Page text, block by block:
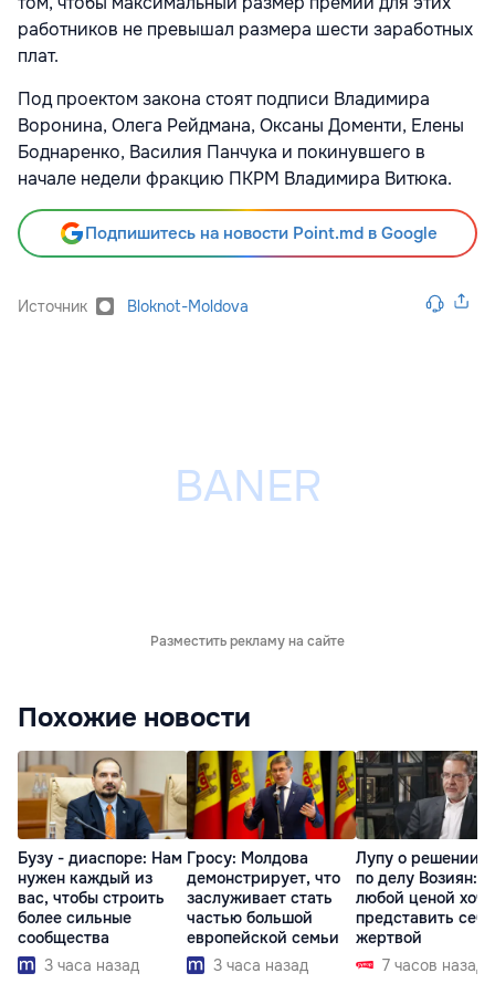
работников не превышал размера шести заработных
плат.
Под проектом закона стоят подписи Владимира
Воронина, Олега Рейдмана, Оксаны Доменти, Елены
Боднаренко, Василия Панчука и покинувшего в
начале недели фракцию ПКРМ Владимира Витюка.
Подпишитесь на новости Point.md в Google
Источник Bloknot-Moldova
Разместить рекламу на сайте
Похожие новости
Бузу - диаспоре: Нам
нужен каждый из
вас, чтобы строить
более сильные
сообщества
3 часа назад
Гросу: Молдова
демонстрирует, что
заслуживает стать
частью большой
европейской семьи
3 часа назад
Лупу о решении
по делу Возиян:
любой ценой
представить себя
жертвой
7 часов назад